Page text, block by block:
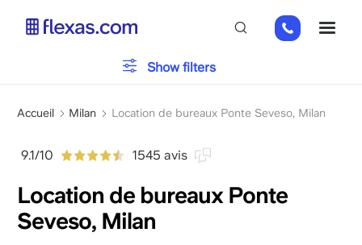
+31
2
Fil
Accueil Milan Location de bureaux Ponte Seveso, Milan
9.1/10 1545 avis
Location de bureaux Ponte
Seveso, Milan
Typologie du bureau
Parking
Installations
Veuillez choisir la taille de votre équipe
Show filters